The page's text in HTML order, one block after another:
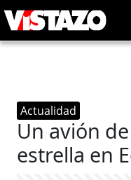
Actualidad
Un avión
estrella en